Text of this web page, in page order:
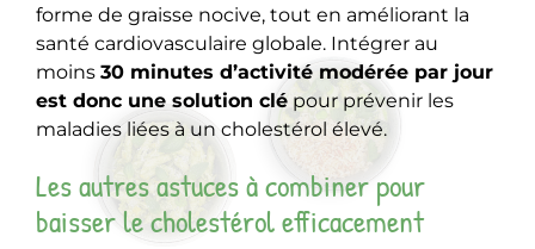
forme de graisse nocive, tout en améliorant la
santé cardiovasculaire globale. Intégrer au
moins 30 minutes d’activité modérée par jour
est donc une solution clé pour prévenir les
maladies liées à un cholestérol élevé.
Les autres astuces à combiner pour
baisser le cholestérol efficacement